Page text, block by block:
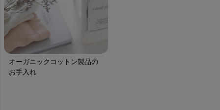
オーガニックコットン製品の
お手入れ